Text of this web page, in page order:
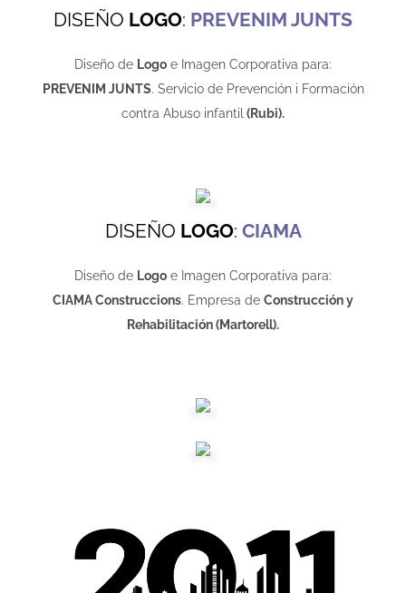
DISEÑO LOGO: PREVENIM JUNTS
Diseño de Logo e Imagen Corporativa para:
PREVENIM JUNTS. Servicio de Prevención i Formación
contra Abuso infantil (Rubi).
DISEÑO LOGO: CIAMA
Diseño de Logo e Imagen Corporativa para:
CIAMA Construccions. Empresa de Construcción y
Rehabilitación (Martorell).